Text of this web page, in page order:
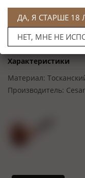
Нет в
Характеристики
Материал:
Производитель:
ДА, Я СТАРШЕ 18
НЕТ, МНЕ НЕ